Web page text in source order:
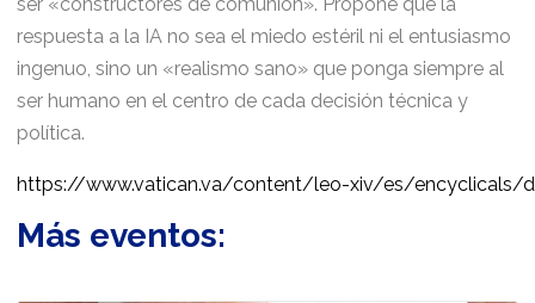
respuesta a la IA no sea el miedo estéril ni el entusiasmo
ingenuo, sino un «realismo sano» que ponga siempre al
ser humano en el centro de cada decisión técnica y
política.
https://www.vatican.va/content/leo-xiv/es/encyclicals/
Más eventos: